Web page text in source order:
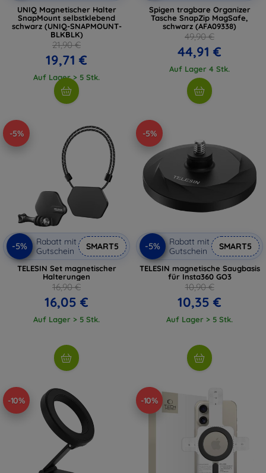
UNIQ Magnetischer Halter
SnapMount selbstklebend
schwarz (UNIQ-SNAPMOUNT-
BLKBLK)
21,90 €
19,71 €
Auf Lager > 5 Stk.
Spigen tragbare Organizer
Tasche SnapZip MagSafe,
schwarz (AFA09338)
49,90 €
44,91 €
Auf Lager 4 Stk.
-5%
-5%
Rabatt mit
Gutschein
SMART5
TELESIN Set magnetischer
Halterungen
16,90 €
16,05 €
Auf Lager > 5 Stk.
-5%
-5%
Rabatt mit
Gutschein
SMART5
TELESIN magnetische Saugbasis
für Insta360 GO3
10,90 €
10,35 €
Auf Lager > 5 Stk.
-10% -10%